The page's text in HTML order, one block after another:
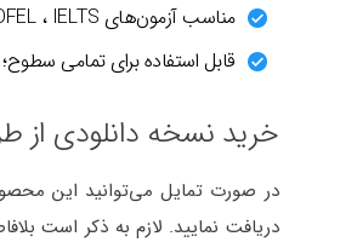
مناسب آزمون‌های GRE ، TOLIMO ، TELP ، EPT ، MSRT ، TOFEL ، IELTS با ارتقای دایره لغات شما
قابل استفاده برای تمامی
خرید نسخه دانلودی از
دریافت نمایید. لازم به ذکر است